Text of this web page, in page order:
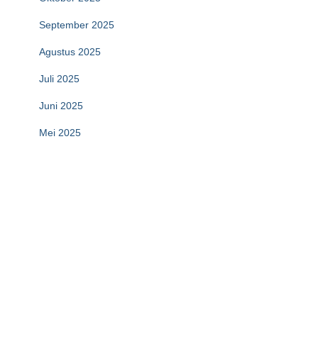
September 2025
Agustus 2025
Juli 2025
Juni 2025
Mei 2025